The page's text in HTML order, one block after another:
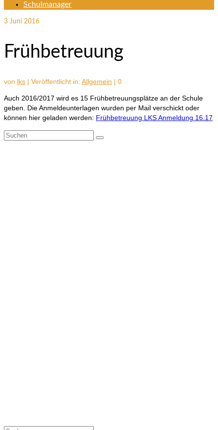
Schulmanager
3 Juni 2016
Frühbetreuung
von lks | Veröffentlicht in: Allgemein | 0
Auch 2016/2017 wird es 15 Frühbetreuungsplätze an der Schule
geben. Die Anmeldeunterlagen wurden per Mail verschickt oder
können hier geladen werden: Frühbetreuung LKS Anmeldung 16.17
Suchen